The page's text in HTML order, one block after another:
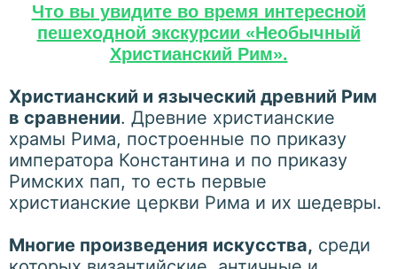
Что вы увидите во время интересной
пешеходной экскурсии «Необычный
Христианский Рим».
Христианский и языческий древний Рим
в сравнении. Древние христианские
храмы Рима, построенные по приказу
императора Константина и по приказу
Римских пап, то есть первые
христианские церкви Рима и их шедевры.
Многие произведения искусства, среди